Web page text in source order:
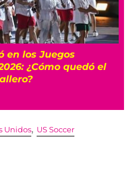
en los Juegos
¿Cómo quedó el
Unidos, US Soccer